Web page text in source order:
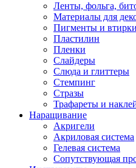
Ленты, фольга,
Материалы для
Пигменты и втирки
Пластилин
Пленки
Слайдеры
Слюда и глиттеры
Стемпинг
Стразы
Трафареты и
Наращивание
Акригели
Акриловая система
Гелевая система
Сопутствующая